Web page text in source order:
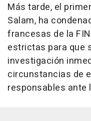
Más tarde, el
Salam, ha
francesas de la
estrictas para que
investigación
circunstancias de
responsables ante